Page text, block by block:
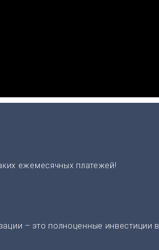
ежемесячных платежей!
– это полноценные инвестиции в